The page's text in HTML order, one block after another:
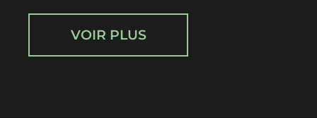
VOIR PLUS